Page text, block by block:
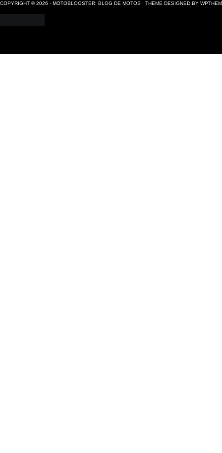
COPYRIGHT © 2026 · MOTOBLOGSTER: BLOG DE MOTOS · THEME DESIGNED BY